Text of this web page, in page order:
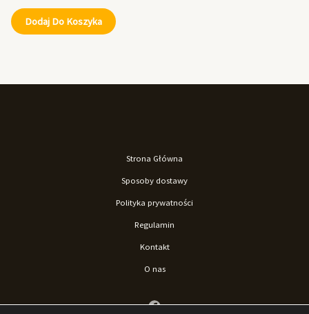
Dodaj Do Koszyka
Strona Główna
Sposoby dostawy
Polityka prywatności
Regulamin
Kontakt
O nas